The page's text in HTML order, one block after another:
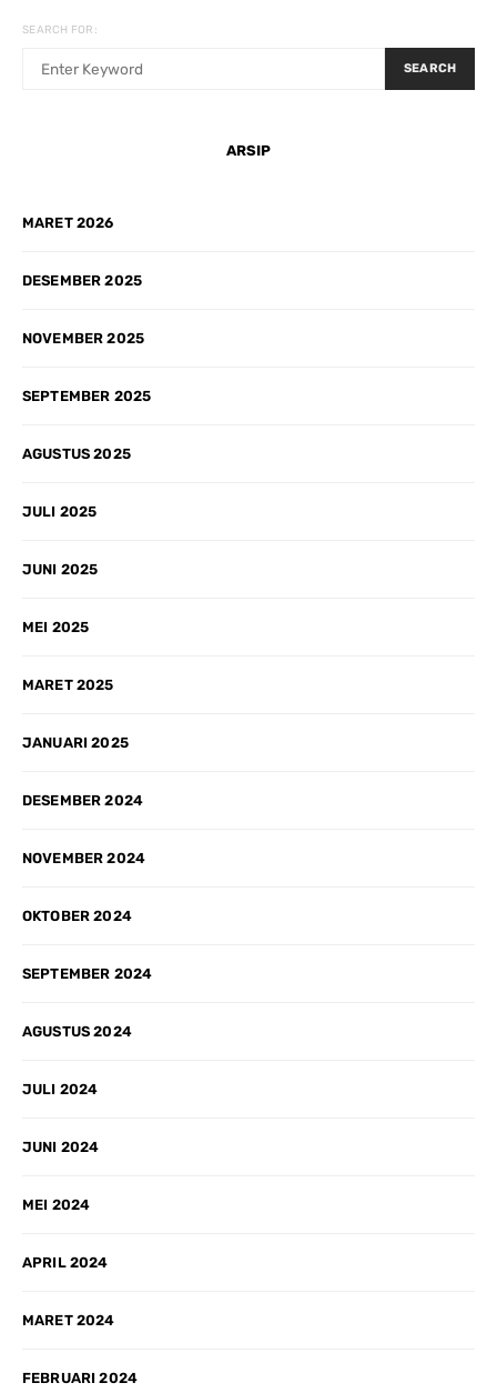
SEARCH FOR:
SEARCH
ARSIP
MARET 2026
DESEMBER 2025
NOVEMBER 2025
SEPTEMBER 2025
AGUSTUS 2025
JULI 2025
JUNI 2025
MEI 2025
MARET 2025
JANUARI 2025
DESEMBER 2024
NOVEMBER 2024
OKTOBER 2024
SEPTEMBER 2024
AGUSTUS 2024
JULI 2024
JUNI 2024
MEI 2024
APRIL 2024
MARET 2024
FEBRUARI 2024